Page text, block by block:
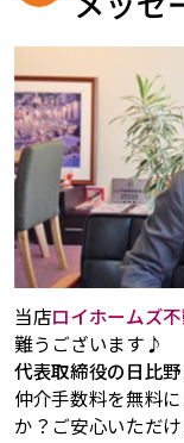
当店ロイホームズ
難うございます♪
代表取締役の日比野
仲介手数料を無料
か？ご安心いただ